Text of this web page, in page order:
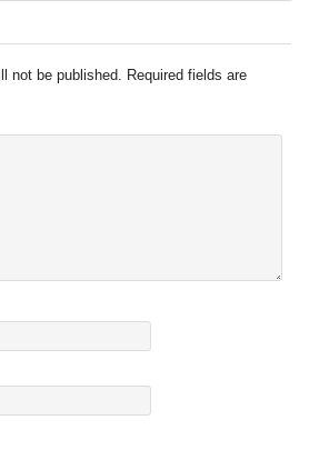
not be published. Required fields are